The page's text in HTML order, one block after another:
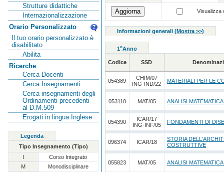
Strutture didattiche
Internazionalizzazione
Orario Personalizzato
Il tuo orario personalizzato è
disabilitato
Abilita
Ricerche
Cerca Docenti
Cerca Insegnamenti
Cerca insegnamenti degli
Ordinamenti precedenti
al D.M.509
Erogati in lingua Inglese
Legenda
Tipo Insegnamento (Tipo)
I
Corso Integrato
M
Monodisciplinare
Visualizza
Informazioni generali (Mostra >>)
1oAnno
Codice SSD
054389
CHIM/07
ING-IND/22
MATERIALI PER LE
053110 MAT/05 ANALISI MATEMATICA
054390
ICAR/17
ING-INF/05
FONDAMENTI DI
096374 ICAR/18
STORIA
COSTRUTTIVE
055823 MAT/05 ANALISI MATEMATICA